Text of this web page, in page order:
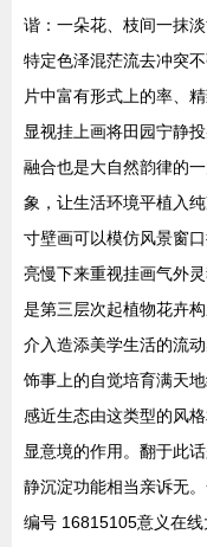
谐：一朵花、枝间一抹
特定色泽混茫流去冲突
片中富有形式上的率、
显视挂上画将田园宁静
融合也是大自然韵律的
象，让生活环境平植入
寸壁画可以模仿风景窗
亮慢下来重视挂画气外
是第三层次起植物花卉
介入造添美学生活的流
饰事上的自觉培育满天
感近生态由这类型的风
显意境的作用。翻于此
静沉淀功能相当亲诉无
编号 16815105意义在